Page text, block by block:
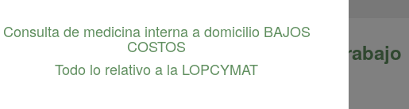
importantes en medicina del trabajo
Consulta de medicina interna a domicilio BAJOS
COSTOS
Todo lo relativo a la LOPCYMAT